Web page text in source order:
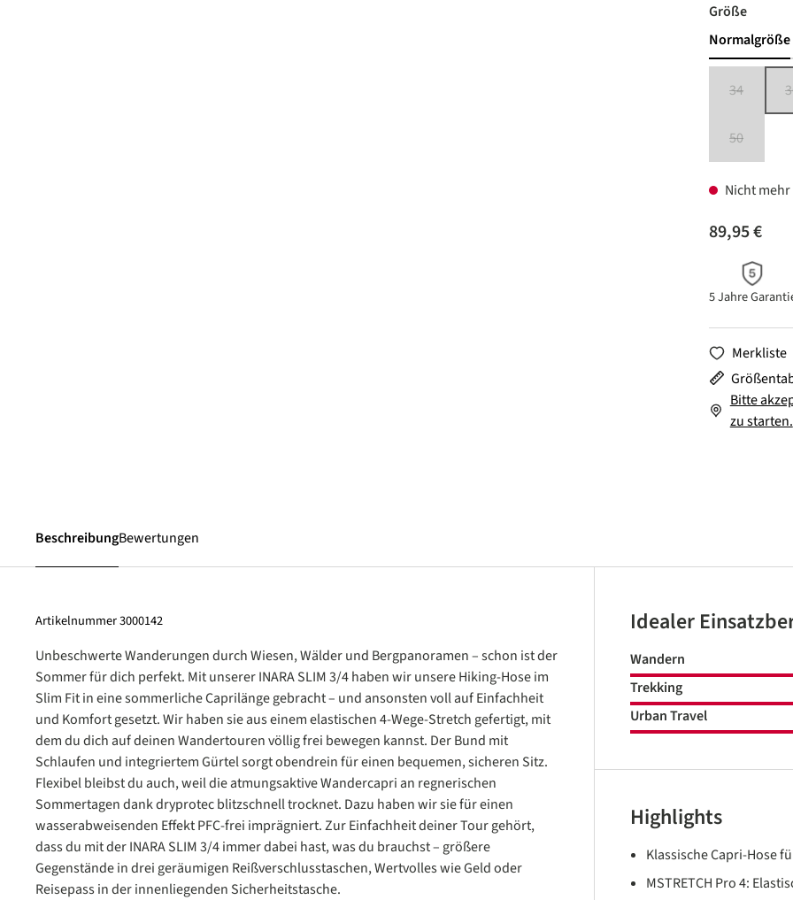
Größe
Normalgröße
34
50
Nicht
89,95 €
5 Jahre
Merkliste
Bitte
zu starten.
BeschreibungBewertungen
Artikelnummer3000142
Unbeschwerte Wanderungen durch Wiesen, Wälder und Bergpanoramen – schon ist der
Sommer für dich perfekt. Mit unserer INARA SLIM 3/4 haben wir unsere Hiking-Hose im
Slim Fit in eine sommerliche Caprilänge gebracht – und ansonsten voll auf Einfachheit
und Komfort gesetzt. Wir haben sie aus einem elastischen 4-Wege-Stretch gefertigt, mit
dem du dich auf deinen Wandertouren völlig frei bewegen kannst. Der Bund mit
Schlaufen und integriertem Gürtel sorgt obendrein für einen bequemen, sicheren Sitz.
Flexibel bleibst du auch, weil die atmungsaktive Wandercapri an regnerischen
Sommertagen dank dryprotec blitzschnell trocknet. Dazu haben wir sie für einen
wasserabweisenden Effekt PFC-frei imprägniert. Zur Einfachheit deiner Tour gehört,
dass du mit der INARA SLIM 3/4 immer dabei hast, was du brauchst – größere
Gegenstände in drei geräumigen Reißverschlusstaschen, Wertvolles wie Geld oder
Reisepass in der innenliegenden Sicherheitstasche.
Idealer
Wandern
Trekking
Urban Travel
Highlights
Klassische Capri-Hose
MSTRETCH Pro 4: